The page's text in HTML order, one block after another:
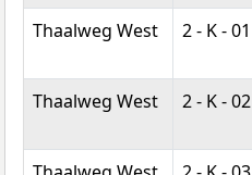
Thaalweg West
2 - K - 01
Thaalweg West 2 - K - 02